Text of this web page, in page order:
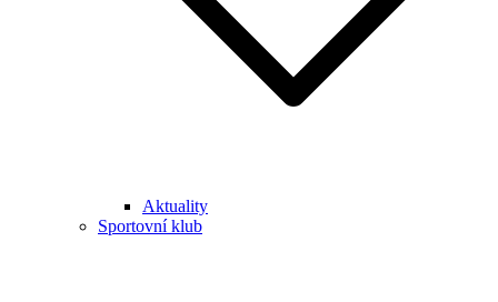
Aktuality
Sportovní klub